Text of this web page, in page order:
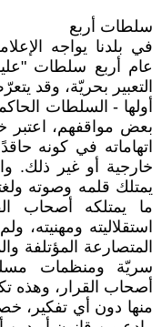
سلطات أربع
في بلدنا يواجه
عام أربع سلطات
التعبير بحريّة، وقد
أولها - السلطات
بعض مواقفهم، اعتبر
اتهاماته في كونه
خارجية أو غير ذلك.
يمتلك قلمه وصوته
ما يمتلكه أصحاب
استقلاليته
المتصارعة المؤتلفة
سريّة ومنظمات
أصحاب القرار، وهذه
منها دون أي تفكير،